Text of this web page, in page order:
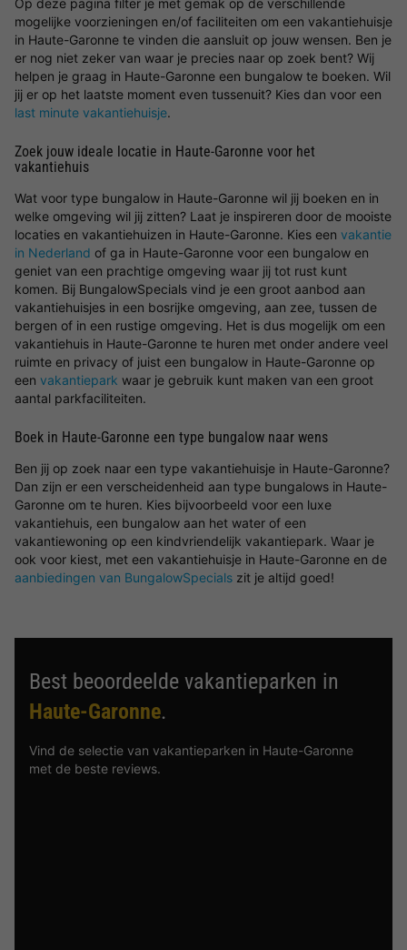
Op deze pagina filter je met gemak op de verschillende
mogelijke voorzieningen en/of faciliteiten om een vakantiehuisje
in Haute-Garonne te vinden die aansluit op jouw wensen. Ben je
er nog niet zeker van waar je precies naar op zoek bent? Wij
helpen je graag in Haute-Garonne een bungalow te boeken. Wil
jij er op het laatste moment even tussenuit? Kies dan voor een
last minute vakantiehuisje.
Zoek jouw ideale locatie in Haute-Garonne voor het
vakantiehuis
Wat voor type bungalow in Haute-Garonne wil jij boeken en in
welke omgeving wil jij zitten? Laat je inspireren door de mooiste
locaties en vakantiehuizen in Haute-Garonne. Kies een vakantie
in Nederland of ga in Haute-Garonne voor een bungalow en
geniet van een prachtige omgeving waar jij tot rust kunt
komen. Bij BungalowSpecials vind je een groot aanbod aan
vakantiehuisjes in een bosrijke omgeving, aan zee, tussen de
bergen of in een rustige omgeving. Het is dus mogelijk om een
vakantiehuis in Haute-Garonne te huren met onder andere veel
ruimte en privacy of juist een bungalow in Haute-Garonne op
een vakantiepark waar je gebruik kunt maken van een groot
aantal parkfaciliteiten.
Boek in Haute-Garonne een type bungalow naar wens
Ben jij op zoek naar een type vakantiehuisje in Haute-Garonne?
Dan zijn er een verscheidenheid aan type bungalows in Haute-
Garonne om te huren. Kies bijvoorbeeld voor een luxe
vakantiehuis, een bungalow aan het water of een
vakantiewoning op een kindvriendelijk vakantiepark. Waar je
ook voor kiest, met een vakantiehuisje in Haute-Garonne en de
aanbiedingen van BungalowSpecials zit je altijd goed!
Best beoordeelde vakantieparken in
Haute-Garonne.
Vind de selectie van vakantieparken in Haute-Garonne
met de beste reviews.